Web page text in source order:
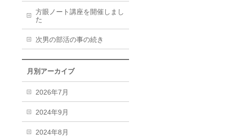
方眼ノート講座を開催しまし
た
次男の部活の事の続き
月別アーカイブ
2026年7月
2024年9月
2024年8月